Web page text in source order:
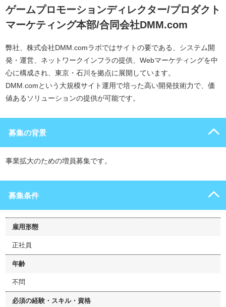
ゲームプロモーションディレクター/プロダクト
マーケティング本部/合同会社DMM.com
弊社、株式会社DMM.comラボではサイトの要である、システム開
発・運営、ネットワークインフラの提供、Webマーケティングを中
心に構成され、東京・石川を拠点に展開しています。
DMM.comという大規模サイト運用で培った高い開発技術力で、価
値あるソリューションの提供が可能です。
募集の背景
事業拡大のための増員募集です。
募集条件
雇用形態
正社員
年齢
不問
必須の経験・スキル・資格